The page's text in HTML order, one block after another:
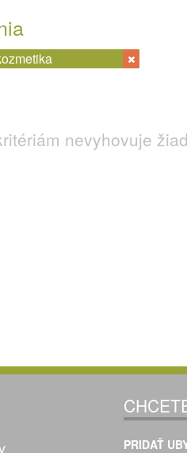
nevyhovuje
PRIDAŤ